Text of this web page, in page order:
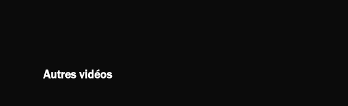
Autres vidéos